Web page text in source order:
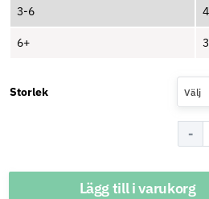
3-6
6+
Storlek Välj
Lägg till i varukorg